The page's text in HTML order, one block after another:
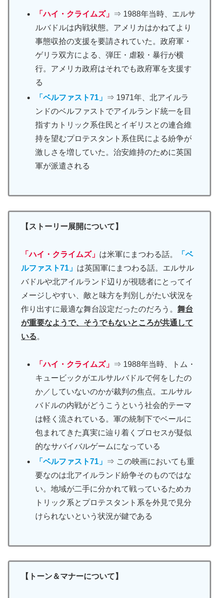
「ハイ・クライムズ」 ⇒ 1988年当時、エルサ
ルバドルは内戦状態。アメリカはかねてより
事態収拾の支援を要請されていた。政府軍・
ゲリラ双方による、弾圧・虐殺・暴行が横
行。アメリカ政府はそれでも政府軍を支援す
る
「ベルファスト71」 ⇒ 1971年、北アイルラ
ンドのベルファストでアイルランド統一を目
指すカトリック系住民とイギリスとの連合維
持を望むプロテスタント系住民による紛争が
激しさを増していた。治安維持のために英国
軍が派遣される
【ストーリー展開について】
「ハイ・クライムズ」 は米軍にまつわる話。
「ベ
ルファスト71」 は英国軍にまつわる話。エルサル
バドルや北アイルランド辺りが視聴者にとってイ
メージしやすい、敵と味方を判別しがたい状況を
作り出すに最適な舞台設定だったのだろう。 舞台
が重要なようで、そうでもないところが共通して
いる。
「ハイ・クライムズ」 ⇒ 1988年当時、トム・
キュービックがエルサルバドルで何をしたの
か／していないのかが裁判の焦点。エルサル
バドルの内戦がどうこうという社会的テーマ
は軽く流されている。軍の統制下でベールに
包まれてきた真実に辿り着くプロセスが疑似
的なサバイバルゲームになっている
「ベルファスト71」 ⇒ この映画においても重
要なのは北アイルランド紛争そのものではな
い。地域が二手に分かれて戦っているためカ
トリック系とプロテスタント系を外見で見分
けられないという状況が鍵である
【トーン＆マナーについて】